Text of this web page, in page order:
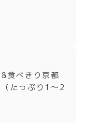
夏のアウトレッ
ル
〜¥3,999
食べきり京都
たっぷり1〜2